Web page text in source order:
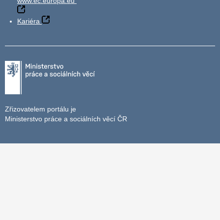
Kariéra
Zřizovatelem portálu je
Ministerstvo práce a sociálních věcí ČR